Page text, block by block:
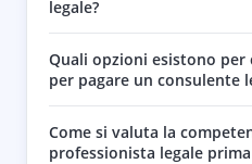
legale?
Quali opzioni esistono per
per pagare un consulente
Come si valuta la
professionista legale